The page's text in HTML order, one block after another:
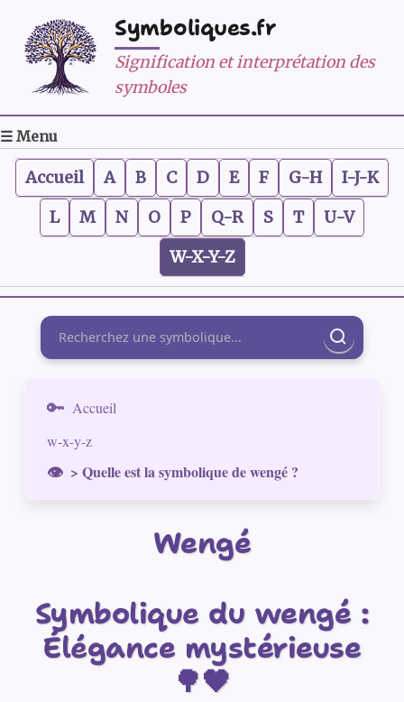
Symboliques.fr
Signification et interprétation des
symboles
☰ Menu
Accueil A B C D E F G-H
I-J-K
L
M N O P Q-R S T
U-V
W-X-Y-Z
Rechercher
Accueil
w-x-y-z
> Quelle est la symbolique de wengé ?
Wengé
Symbolique du wengé :
Élégance mystérieuse
🌳🖤